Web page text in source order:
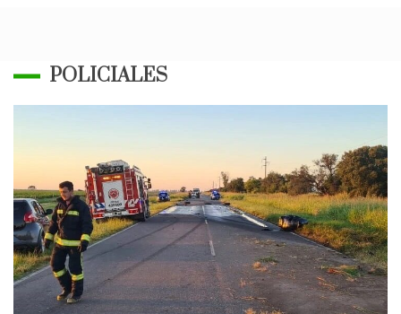
POLICIALES